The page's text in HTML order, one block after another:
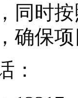
同时
确保